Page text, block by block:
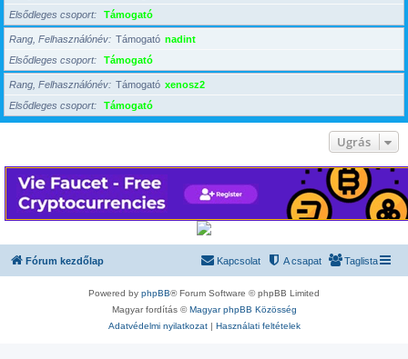
Elsődleges csoport
Támogató
Rang, Felhasználónév Támogató nadint
Elsődleges csoport
Támogató
Rang, Felhasználónév Támogató xenosz2
Elsődleges csoport
Támogató
Ugrás
Fórum kezdőlap Taglista
A csapat
Kapcsolat
Powered by phpBB® Forum Software © phpBB Limited
Magyar fordítás ©Magyar phpBB Közösség
Adatvédelmi nyilatkozat| Használati feltételek